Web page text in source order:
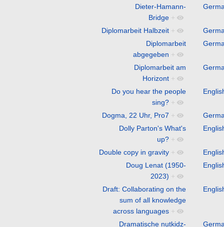
Dieter-Hamann-
Bridge +
Diplomarbeit Halbzeit +
Diplomarbeit
abgegeben +
Diplomarbeit am
Horizont +
Do you hear the people
sing? +
Dogma, 22 Uhr, Pro7 +
Dolly Parton's What's
up? +
Double copy in gravity +
Doug Lenat (1950-
2023) +
Draft: Collaborating on the
sum of all knowledge
across languages +
Dramatische nutkidz-